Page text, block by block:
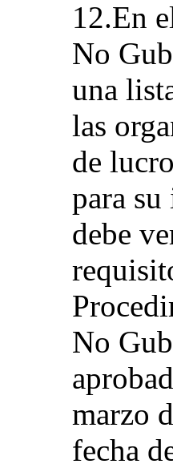
12.En
No
una
las
de
para
debe
No
marzo
fecha